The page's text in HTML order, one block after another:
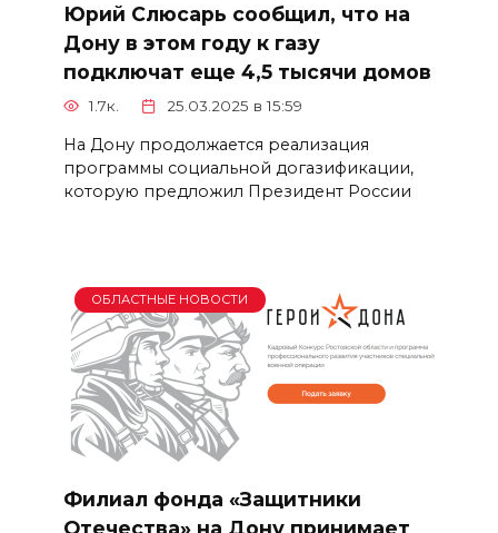
Юрий Слюсарь сообщил, что на
Дону в этом году к газу
подключат еще 4,5 тысячи домов
1.7к. 25.03.2025 в 15:59
На Дону продолжается реализация
программы социальной догазификации,
которую предложил Президент России
ОБЛАСТНЫЕ НОВОСТИ
Филиал фонда «Защитники
Отечества» на Дону принимает